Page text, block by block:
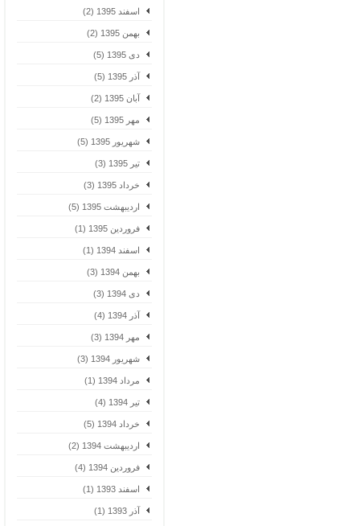
اسفند 1395 (2)
بهمن 1395 (2)
دی 1395 (5)
آذر 1395 (5)
آبان 1395 (2)
مهر 1395 (5)
شهریور 1395 (5)
تیر 1395 (3)
خرداد 1395 (3)
اردیبهشت 1395 (5)
فروردین 1395 (1)
اسفند 1394 (1)
بهمن 1394 (3)
دی 1394 (3)
آذر 1394 (4)
مهر 1394 (3)
شهریور 1394 (3)
مرداد 1394 (1)
تیر 1394 (4)
خرداد 1394 (5)
اردیبهشت 1394 (2)
فروردین 1394 (4)
اسفند 1393 (1)
آذر 1393 (1)